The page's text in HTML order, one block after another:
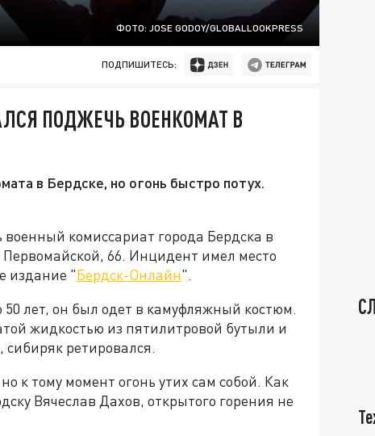
ФОТО: JOSE GODOY/GLOBALLOOKPRESS
ПОДПИШИТЕСЬ:
ПОДЖЕЧЬ ВОЕНКОМАТ В
в Бердске, но огонь быстро потух.
комиссариат города Бердска в
66. Инцидент имел место
издание "Бердск-Онлайн".
лет, он был одет в камуфляжный костюм.
жидкостью из пятилитровой бутыли и
ретировался.
к тому момент огонь утих сам собой. Как
Вячеслав Дахов, открытого горения не